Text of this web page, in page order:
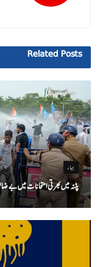
Related Posts
بہار
پٹنہ میں بھرتی امتحانات میں بے